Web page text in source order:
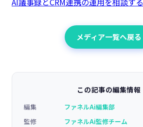
メディア一覧へ戻る
この記事の編集情報
編集
ファネルAi編集部
監修
ファネルAi監修チーム